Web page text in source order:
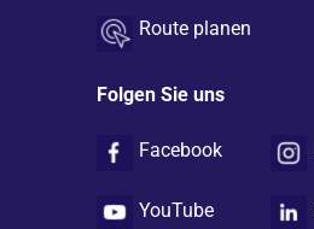
Route planen
Folgen Sie uns
Facebook
YouTube